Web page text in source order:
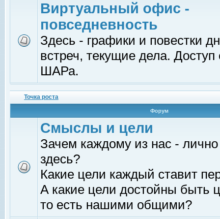
Виртуальный офис -
повседневность
Здесь - графики и повестки
встреч, текущие дела.
ШАРа.
Точка роста
Форум
Смыслы и цели
Зачем каждому из нас -
здесь?
Какие цели каждый ставит
А какие цели достойны быть
то есть нашими общими?